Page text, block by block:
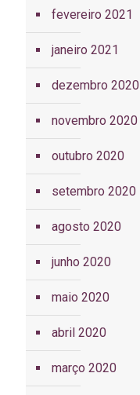
fevereiro 2021
janeiro 2021
dezembro 2020
novembro 2020
outubro 2020
setembro 2020
agosto 2020
junho 2020
maio 2020
abril 2020
março 2020